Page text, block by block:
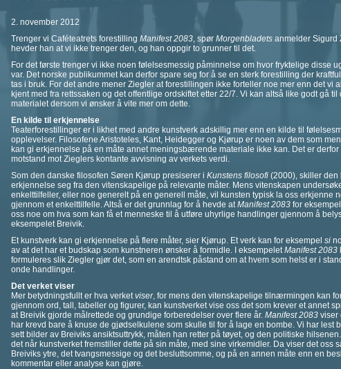
2. november 2012
Trenger vi Caféteatrets forestilling Manifest 2083, spør Morgenbladets anmelder Sigurd
hevder han at vi ikke trenger den, og han oppgir to grunner til det.
For det første trenger vi ikke noen følelsesmessig påminnelse om hvor fryktelige disse
var. Det norske publikummet kan derfor spare seg for å se en sterk forestilling der
tas i bruk. For det andre mener Ziegler at forestillingen ikke forteller noe mer enn det vi
kjent med fra rettssaken og det offentlige ordskiftet etter 22/7. Vi kan altså like godt gå til
materialet dersom vi ønsker å vite mer om dette.
En kilde til erkjennelse
Teaterforestillinger er i likhet med andre kunstverk adskillig mer enn en kilde til
opplevelser. Filosofene Aristoteles, Kant, Heidegger og Kjørup er noen av dem som
kan gi erkjennelse på en måte annet meningsbærende materiale ikke kan. Det er derfor
motstand mot Zieglers kontante avvisning av verkets verdi.
Som den danske filosofen Søren Kjørup presiserer i Kunstens filosofi (2000), skiller den
erkjennelse seg fra den vitenskapelige på relevante måter. Mens vitenskapen
enkelttilfeller, eller noe generelt på en generell måte, vil kunsten typisk la oss erkjenne
gjennom et enkelttilfelle. Altså er det grunnlag for å hevde atManifest 2083 for
oss noe om hva som kan få et menneske til å utføre uhyrlige handlinger gjennom å
eksempelet Breivik.
Et kunstverk kan gi erkjennelse på flere måter, sier Kjørup. Et verk kan for eksempel si
av at det har et budskap som kunstneren ønsker å formidle. I eksempeletManifest 2083
formuleres slik Ziegler gjør det, som en arendtsk påstand om at hvem som helst er i
onde handlinger.
Det verket viser
Mer betydningsfullt er hva verketviser, for mens den vitenskapelige tilnærmingen kan
gjennom ord, tall, tabeller og figurer, kan kunstverket vise oss det som krever et annet
at Breivik gjorde målrettede og grundige forberedelser over flere år. Manifest 2083 viser
har krevd bare å knuse de gjødselkulene som skulle til for å lage en bombe. Vi har lest
sett bilder av Breiviks ansiktsuttrykk, måten han retter på tøyet, og den politiske
det når kunstverket fremstiller dette på sin måte, med sine virkemidler. Da viser det oss
Breiviks ytre, det tvangsmessige og det besluttsomme, og på en annen måte enn en
kommentar eller analyse kan gjøre.